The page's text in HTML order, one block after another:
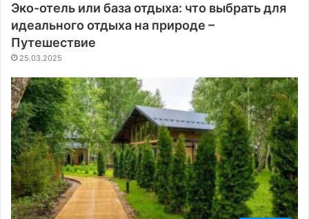
Эко-отель или база отдыха: что выбрать для
идеального отдыха на природе –
Путешествие
25.03.2025